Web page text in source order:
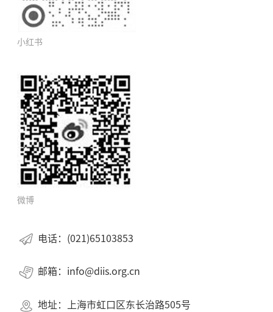
小红书
微博
电话：(021)65103853
邮箱：info@diis.org.cn
地址：上海市虹口区东长治路505号